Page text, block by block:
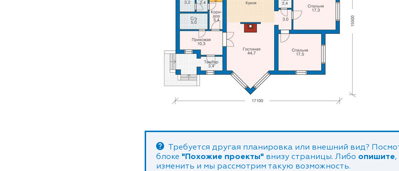
Требуется другая планировка или внешний вид?
блоке "Похожие проекты" внизу страницы. Либо опишите
изменить и мы рассмотрим такую возможность.